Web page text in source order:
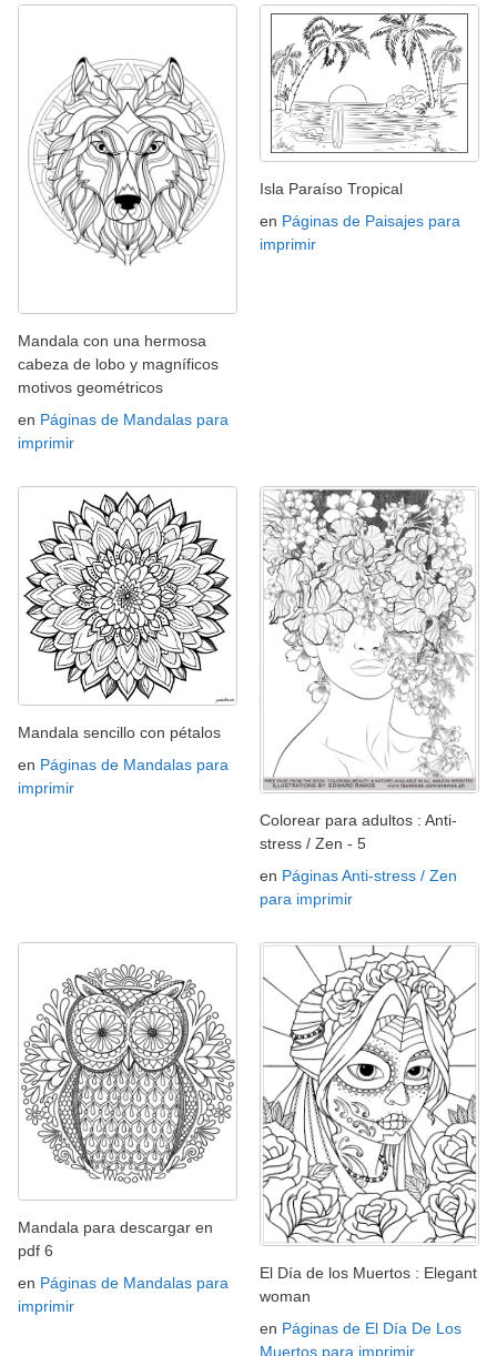
Mandala con una hermosa
cabeza de lobo y magníficos
motivos geométricos
en Páginas de Mandalas para
imprimir
Isla Paraíso Tropical
en Páginas de Paisajes para
imprimir
Mandala sencillo con pétalos
en Páginas de Mandalas para
imprimir
Colorear para adultos : Anti-
stress / Zen - 5
en Páginas Anti-stress / Zen
para imprimir
Mandala para descargar en
pdf 6
en Páginas de Mandalas para
imprimir
El Día de los Muertos : Elegant
woman
en Páginas de El Día De Los
Muertos para imprimir